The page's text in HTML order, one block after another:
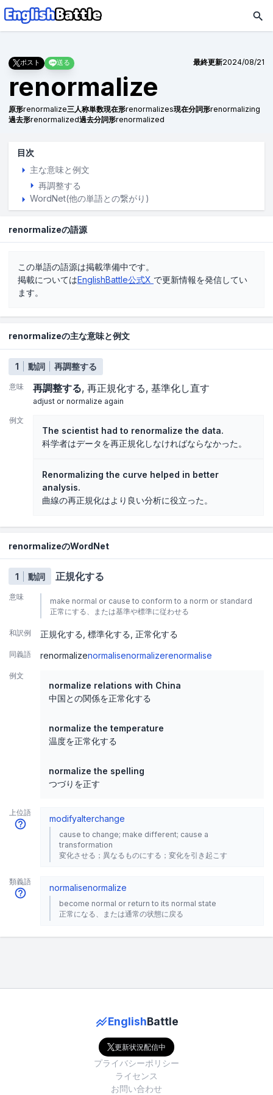
ポスト 送る 最終更新2024/08/21
renormalize
原形renormalize三人称単数現在形renormalizes現在分詞形renormalizing
過去形renormalized過去分詞形renormalized
目次
主な意味と例文
再調整する
WordNet(他の単語との繋がり)
renormalizeの語源
この単語の語源は掲載準備中です。
掲載についてはEnglishBattle公式X で更新情報を発信してい
ます。
renormalizeの主な意味と例文
1 動詞 再調整する
意味 再調整する 再正規化する 基準化し直す
adjust or normalize again
例文
The scientist had to renormalize the data.
科学者はデータを再正規化しなければならなかった。
Renormalizing the curve helped in better
analysis.
曲線の再正規化はより良い分析に役立った。
renormalizeのWordNet
1 動詞 正規化する
意味
make normal or cause to conform to a norm or standard
正常にする、または基準や標準に従わせる
和訳例 正規化する 標準化する 正常化する
同義語 renormalizenormalisenormalizerenormalise
例文
normalize relations with China
中国との関係を正常化する
normalize the temperature
温度を正常化する
normalize the spelling
つづりを正す
上位語
modifyalterchange
cause to change; make different; cause a
transformation
変化させる；異なるものにする；変化を引き起こす
類義語
normalisenormalize
become normal or return to its normal state
正常になる、または通常の状態に戻る
EnglishBattle
更新状況配信中
プライバシーポリシー
ライセンス
お問い合わせ